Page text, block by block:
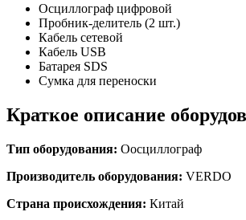
Осциллограф цифровой
Пробник-делитель (2 шт.)
Кабель сетевой
Кабель USB
Батарея SDS
Сумка для переноски
Краткое описание
Тип оборудования: Оосциллограф
Производитель оборудования: VERDO
Страна происхождения: Китай